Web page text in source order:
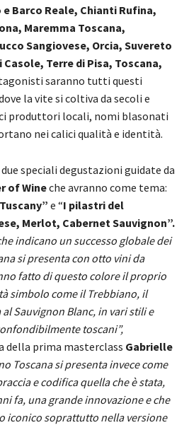
Barco Reale, Chianti Rufina,
Maremma Toscana,
Sangiovese, Orcia, Suvereto
Casole, Terre di Pisa, Toscana,
saranno tutti questi
la vite si coltiva da secoli e
produttori locali, nomi blasonati
nei calici qualità e identità.
speciali degustazioni guidate da
of Wineche avranno come tema:
e “I pilastri del
Merlot, Cabernet Sauvignon”.
indicano un successo globale dei
si presenta con otto vini da
fatto di questo colore il proprio
simbolo come il Trebbiano, il
al Sauvignon Blanc, in vari stili e
toscani”,
della prima masterclass Gabrielle
Toscana si presenta invece come
e codifica quella che è stata,
fa, una grande innovazione e che
iconico soprattutto nella versione